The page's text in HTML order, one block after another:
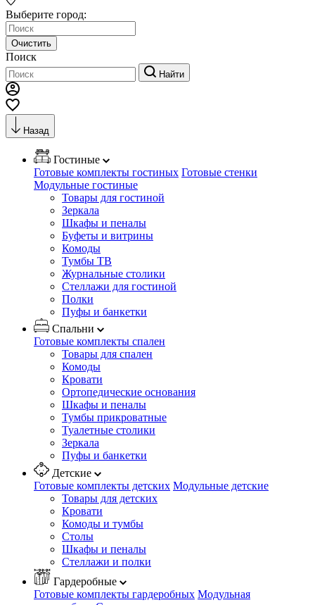
Выберите город:
Очистить
Поиск
Найти
Назад
Гостиные
Готовые комплекты гостиных Готовые стенки
Модульные гостиные
Товары для гостиной
Зеркала
Шкафы и пеналы
Буфеты и витрины
Комоды
Тумбы ТВ
Журнальные столики
Стеллажи для гостиной
Полки
Пуфы и банкетки
Спальни
Готовые комплекты спален
Товары для спален
Комоды
Кровати
Ортопедические основания
Шкафы и пеналы
Тумбы прикроватные
Туалетные столики
Зеркала
Пуфы и банкетки
Детские
Готовые комплекты детских Модульные детские
Товары для детских
Кровати
Комоды и тумбы
Столы
Шкафы и пеналы
Стеллажи и полки
Гардеробные
Готовые комплекты гардеробных Модульная